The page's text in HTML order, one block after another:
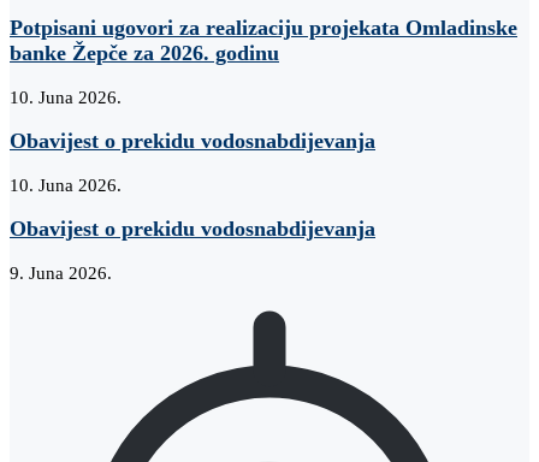
Potpisani ugovori za realizaciju projekata Omladinske
banke Žepče za 2026. godinu
10. Juna 2026.
Obavijest o prekidu vodosnabdijevanja
10. Juna 2026.
Obavijest o prekidu vodosnabdijevanja
9. Juna 2026.